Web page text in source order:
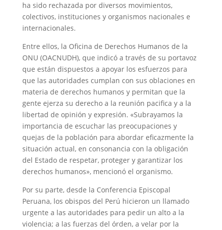
ha sido rechazada por diversos movimientos,
colectivos, instituciones y organismos nacionales e
internacionales.
Entre ellos, la Oficina de Derechos Humanos de la
ONU (OACNUDH), que indicó a través de su portavoz
que están dispuestos a apoyar los esfuerzos para
que las autoridades cumplan con sus oblaciones en
materia de derechos humanos y permitan que la
gente ejerza su derecho a la reunión pacifica y a la
libertad de opinión y expresión. «Subrayamos la
importancia de escuchar las preocupaciones y
quejas de la población para abordar eficazmente la
situación actual, en consonancia con la obligación
del Estado de respetar, proteger y garantizar los
derechos humanos», mencionó el organismo.
Por su parte, desde la Conferencia Episcopal
Peruana, los obispos del Perú hicieron un llamado
urgente a las autoridades para pedir un alto a la
violencia; a las fuerzas del órden, a velar por la